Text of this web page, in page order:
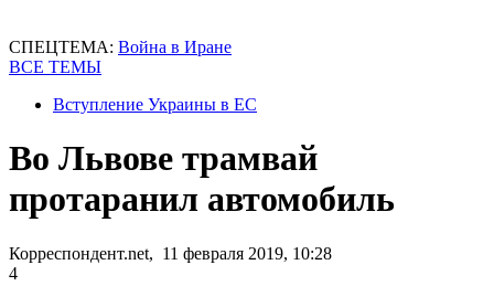
СПЕЦТЕМА: Война в Иране
ВСЕ ТЕМЫ
Вступление Украины в ЕС
Во Львове трамвай
протаранил автомобиль
Корреспондент.net, 11 февраля 2019, 10:28
4